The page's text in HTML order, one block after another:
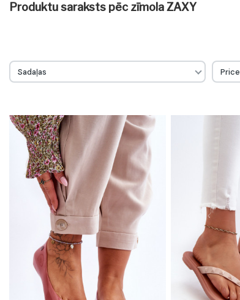
Produktu saraksts pēc zīmola ZAXY
Sadaļas Price